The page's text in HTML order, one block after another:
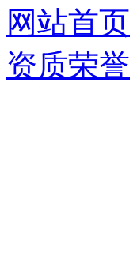
网站首页
资质荣誉